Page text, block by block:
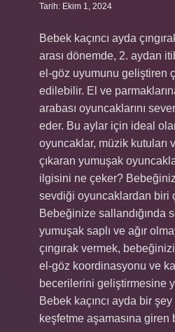
Tarih: Ekim 1, 2024
Bebek kaçıncı ayda
arası dönemde, 2. aydan
el-göz uyumunu geliştiren
edilebilir. El ve
arabası oyuncaklarını
eder. Bu aylar için ideal
oyuncaklar, müzik kutuları
çıkaran yumuşak
ilgisini ne çeker?
sevdiği oyuncaklardan biri
Bebeğinize sallandığında
yumuşak saplı ve ağır
çıngırak vermek,
el-göz koordinasyonu ve
becerilerini geliştirmesine
Bebek kaçıncı ayda bir
keşfetme aşamasına